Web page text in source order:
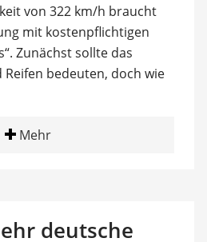
von 322 km/h braucht
mit kostenpflichtigen
Zunächst sollte das
Reifen bedeuten, doch wie
Mehr
deutsche